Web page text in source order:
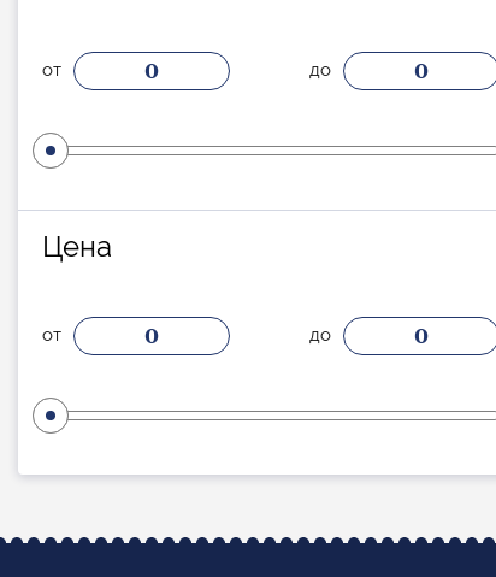
от 0 до 0
Цена
от 0 до 0